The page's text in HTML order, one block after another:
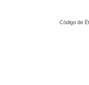
Código de